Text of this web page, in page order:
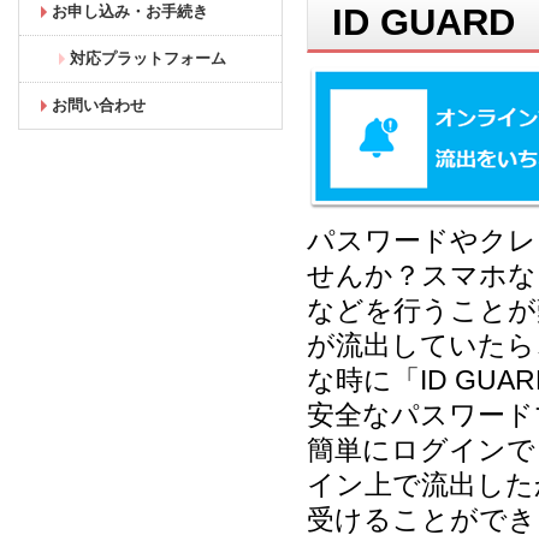
ID GUARD
パスワードやク
せんか？スマホ
などを行うこと
が流出していた
な時に「ID
安全なパスワー
簡単にログイン
イン上で流出し
受けることがで
お申し込み・お手続き
対応プラットフォーム
お問い合わせ